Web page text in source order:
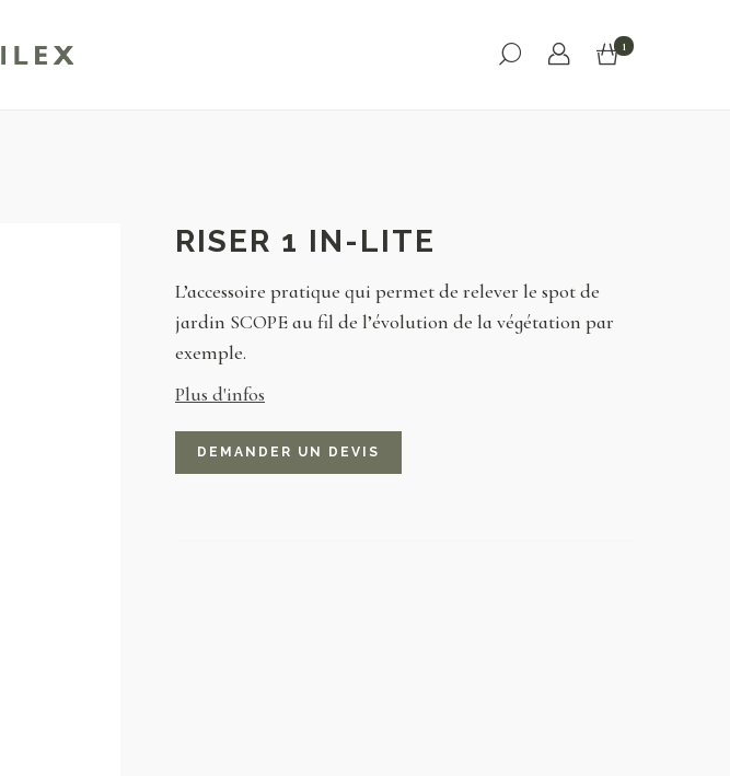
1
RISER 1 IN-LITE
L’accessoire pratique qui permet de relever le spot de
jardin SCOPE au fil de l’évolution de la végétation par
exemple.
Plus d'infos
DEMANDER UN DEVIS